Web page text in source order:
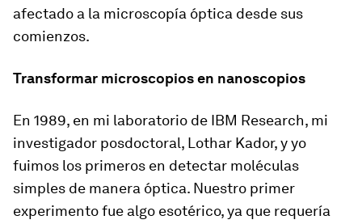
afectado a la microscopía óptica desde sus
comienzos.
Transformar microscopios en nanoscopios
En 1989, en mi laboratorio de IBM Research, mi
investigador posdoctoral, Lothar Kador, y yo
fuimos los primeros en detectar moléculas
simples de manera óptica. Nuestro primer
experimento fue algo esotérico, ya que requería